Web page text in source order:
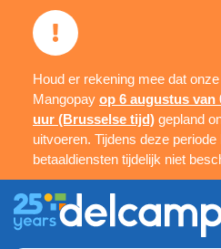
Houd er rekening mee dat
Mangopay op 6 augustus van
uur (Brusselse tijd) gepland
uitvoeren. Tijdens deze periode
betaaldiensten tijdelijk niet